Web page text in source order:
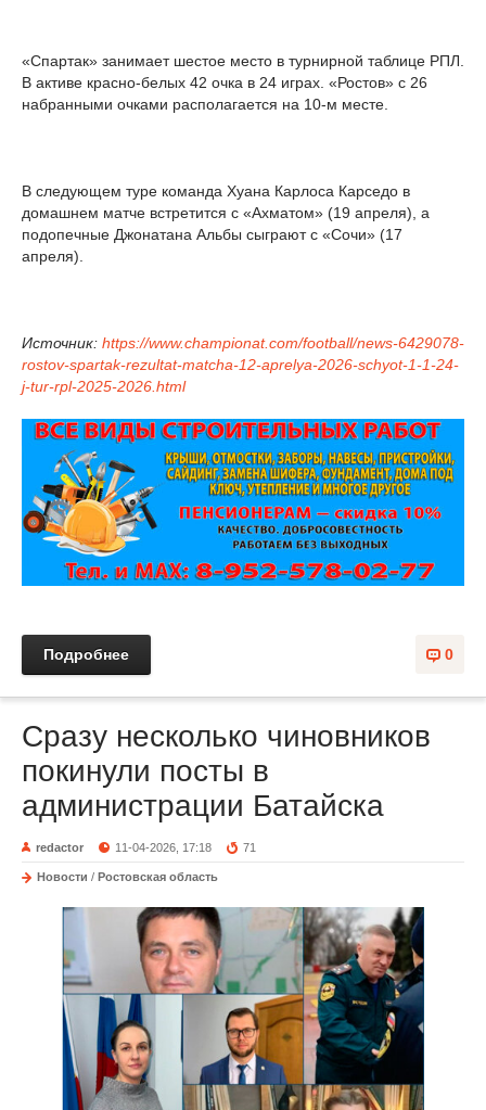
«Спартак» занимает шестое место в турнирной таблице РПЛ.
В активе красно-белых 42 очка в 24 играх. «Ростов» с 26
набранными очками располагается на 10-м месте.
В следующем туре команда Хуана Карлоса Карседо в
домашнем матче встретится с «Ахматом» (19 апреля), а
подопечные Джонатана Альбы сыграют с «Сочи» (17
апреля).
Источник: https://www.championat.com/football/news-6429078-
rostov-spartak-rezultat-matcha-12-aprelya-2026-schyot-1-1-24-
j-tur-rpl-2025-2026.html
0
Подробнее
Сразу несколько чиновников
покинули посты в
администрации Батайска
redactor 11-04-2026, 17:18 71
Новости / Ростовская область